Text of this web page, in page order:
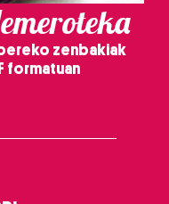
zenbakiak
formatuan